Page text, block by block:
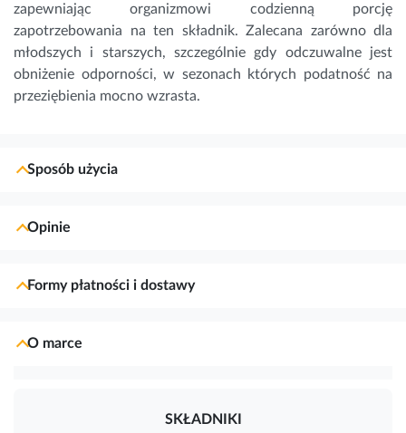
zapewniając organizmowi codzienną porcję
zapotrzebowania na ten składnik. Zalecana zarówno dla
młodszych i starszych, szczególnie gdy odczuwalne jest
obniżenie odporności, w sezonach których podatność na
przeziębienia mocno wzrasta.
Sposób użycia
Opinie
Formy płatności i dostawy
O marce
SKŁADNIKI